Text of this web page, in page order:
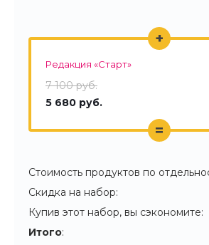
Редакция «Старт»
7 100 руб.
5 680 руб.
+
=
Стоимость продуктов по
Скидка на набор:
Купив этот набор, вы сэкономите:
Итого: